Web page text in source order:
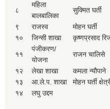
८
महिला
बालबालिका
सुक्मित घर्ती
९ राजस्व मोहन घर्ती
१०
जिन्सी शाखा कृष्णप्रसाद
११
पंजीकरण/
योजना
राजन चालिसे
१२ लेखा शाखा कमला न्यौपाने
१३
आ.ले.प. शाखा मोहन घर्ती
१४
लघु उद्दम